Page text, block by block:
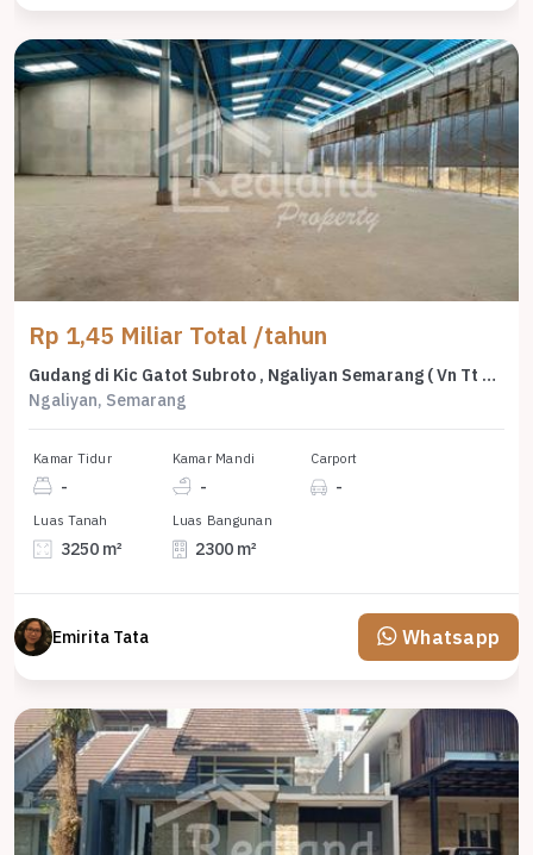
Rp 1,45 Miliar Total /tahun
Gudang di Kic Gatot Subroto , Ngaliyan Semarang ( Vn Tt 8845 )
Ngaliyan, Semarang
Kamar Tidur
-
Kamar Mandi
-
Carport
-
Luas Tanah
3250 m²
Luas Bangunan
2300 m²
Emirita Tata Whatsapp